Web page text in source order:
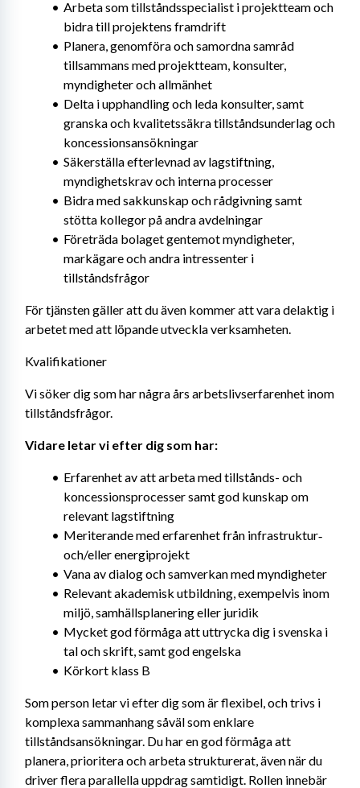
Arbeta som tillståndsspecialist i projektteam och
bidra till projektens framdrift
Planera, genomföra och samordna samråd
tillsammans med projektteam, konsulter,
myndigheter och allmänhet
Delta i upphandling och leda konsulter, samt
granska och kvalitetssäkra tillståndsunderlag och
koncessionsansökningar
Säkerställa efterlevnad av lagstiftning,
myndighetskrav och interna processer
Bidra med sakkunskap och rådgivning samt
stötta kollegor på andra avdelningar
Företräda bolaget gentemot myndigheter,
markägare och andra intressenter i
tillståndsfrågor
För tjänsten gäller att du även kommer att vara delaktig i
arbetet med att löpande utveckla verksamheten.
Kvalifikationer
Vi söker dig som har några års arbetslivserfarenhet inom
tillståndsfrågor.
Vidare letar vi efter dig som har:
Erfarenhet av att arbeta med tillstånds- och
koncessionsprocesser samt god kunskap om
relevant lagstiftning
Meriterande med erfarenhet från infrastruktur‑
och/eller energiprojekt
Vana av dialog och samverkan med myndigheter
Relevant akademisk utbildning, exempelvis inom
miljö, samhällsplanering eller juridik
Mycket god förmåga att uttrycka dig i svenska i
tal och skrift, samt god engelska
Körkort klass B
Som person letar vi efter dig som är flexibel, och trivs i
komplexa sammanhang såväl som enklare
tillståndsansökningar. Du har en god förmåga att
planera, prioritera och arbeta strukturerat, även när du
driver flera parallella uppdrag samtidigt. Rollen innebär